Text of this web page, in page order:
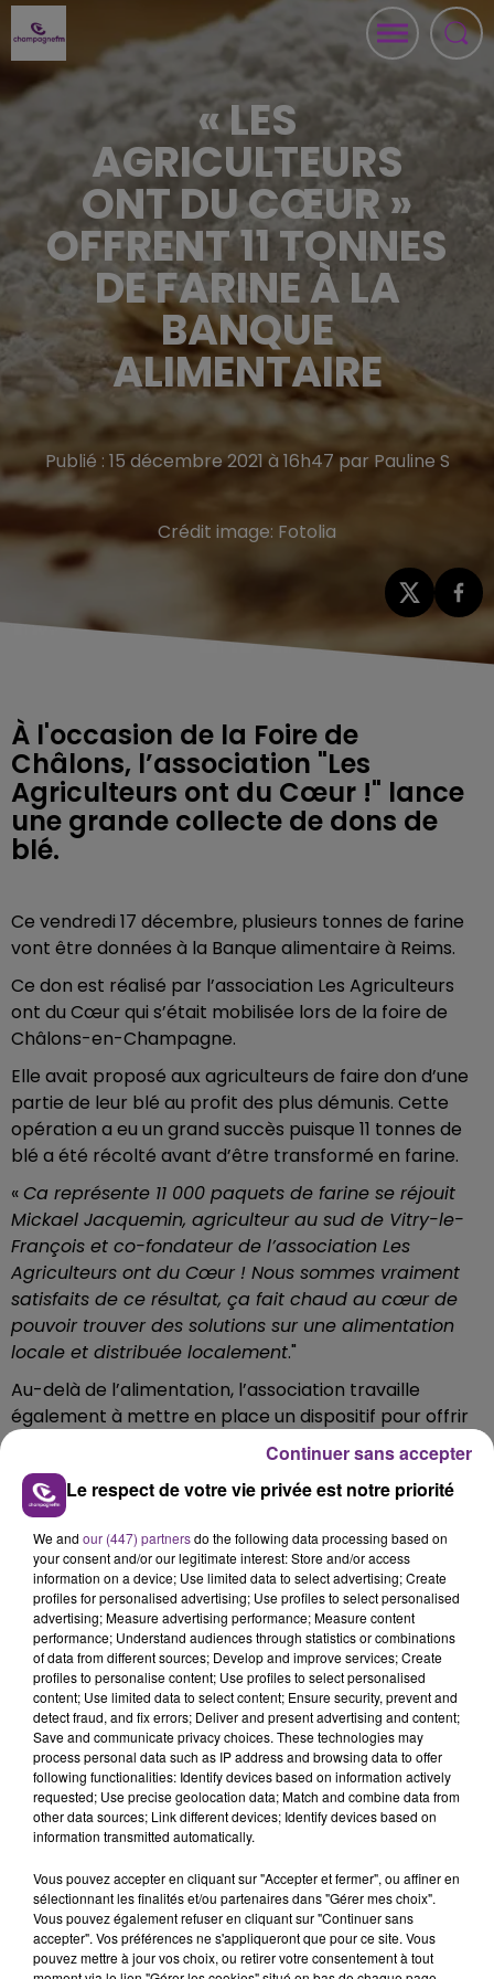
« LES
AGRICULTEURS
ONT DU CŒUR »
OFFRENT 11 TONNES
DE FARINE À LA
BANQUE
ALIMENTAIRE
Publié : 15 décembre 2021 à 16h47 par Pauline S
Crédit image: Fotolia
À l'occasion de la Foire de
Châlons, l’association "Les
Agriculteurs ont du Cœur !" lance
une grande collecte de dons de
blé.
Ce vendredi 17 décembre, plusieurs tonnes de farine
vont être données à la Banque alimentaire à Reims.
Ce don est réalisé par l’association Les Agriculteurs
ont du Cœur qui s’était mobilisée lors de la foire de
Châlons-en-Champagne.
Elle avait proposé aux agriculteurs de faire don d’une
partie de leur blé au profit des plus démunis. Cette
opération a eu un grand succès puisque 11 tonnes de
blé a été récolté avant d’être transformé en farine.
«Ca représente 11 000 paquets de farine se réjouit
Mickael Jacquemin, agriculteur au sud de Vitry-le-
François et co-fondateur de l’association Les
Agriculteurs ont du Cœur ! Nous sommes vraiment
satisfaits de ce résultat, ça fait chaud au cœur de
pouvoir trouver des solutions sur une alimentation
locale et distribuée localement."
Au-delà de l’alimentation, l’association travaille
également à mettre en place un dispositif pour offrir
il y a des gens qui viennent chercher
des dons alimentaires, notamment des étudiants, et
quand ils peuvent repartir avec un petit job c’est
super, ça leur permet aussi de pouvoir être plus
serein dans leurs études».
FIL D'ACTU
11h37
LA CENTRALE NUCLÉAIRE DE CHOOZ
TOUJOURS À L'ARRÊT
Cela fait déjà une semaine que la centrale
Le respect de votre vie privée est notre priorité
We and our (447) partnersdo the following data processing based on
your consent and/or our legitimate interest: Store and/or access
information on a device; Use limited data to select advertising; Create
profiles for personalised advertising; Use profiles to select personalised
advertising; Measure advertising performance; Measure content
performance; Understand audiences through statistics or combinations
of data from different sources; Develop and improve services; Create
profiles to personalise content; Use profiles to select personalised
content; Use limited data to select content; Ensure security, prevent and
detect fraud, and fix errors; Deliver and present advertising and content;
Save and communicate privacy choices. These technologies may
process personal data such as IP address and browsing data to offer
following functionalities: Identify devices based on information actively
requested; Use precise geolocation data; Match and combine data from
other data sources; Link different devices; Identify devices based on
information transmitted automatically.
Vous pouvez accepter en cliquant sur "Accepter et fermer", ou affiner en
sélectionnant les finalités et/ou partenaires dans "Gérer mes choix".
Vous pouvez également refuser en cliquant sur "Continuer sans
accepter". Vos préférences ne s'appliqueront que pour ce site. Vous
pouvez mettre à jour vos choix, ou retirer votre consentement à tout
Continuer sans accepter